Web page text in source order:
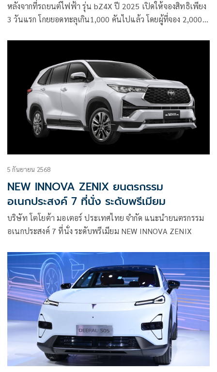
หลังจากที่รถยนต์ไฟฟ้า รุ่น bZ4X ปี 2025 เปิดให้จองสิทธิเพียง
3 วันแรก โกยยอดทะลุเกิน1,000 คันไปแล้ว โดยผู้ที่จอง 2,000
5 กันยายน 2568
NEW INNOVA ZENIX ยนตรกรรม
อเนกประสงค์ 7 ที่นั่ง ระดับพรีเมียม
บริษัท โตโยต้า มอเตอร์ ประเทศไทย จำกัด แนะนำยนตรกรรม
อเนกประสงค์ 7 ที่นั่ง ระดับพรีเมียม NEW INNOVA ZENIX